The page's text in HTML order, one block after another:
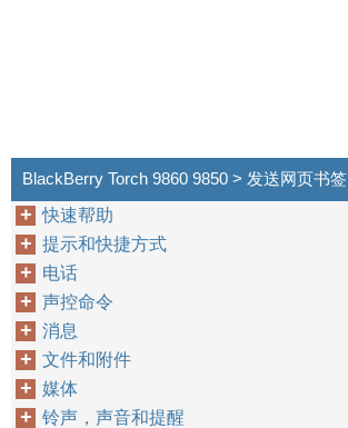
BlackBerry Torch 9860 9850 > 发送网页书签
快速帮助
提示和快捷方式
电话
声控命令
消息
文件和附件
媒体
铃声，声音和提醒